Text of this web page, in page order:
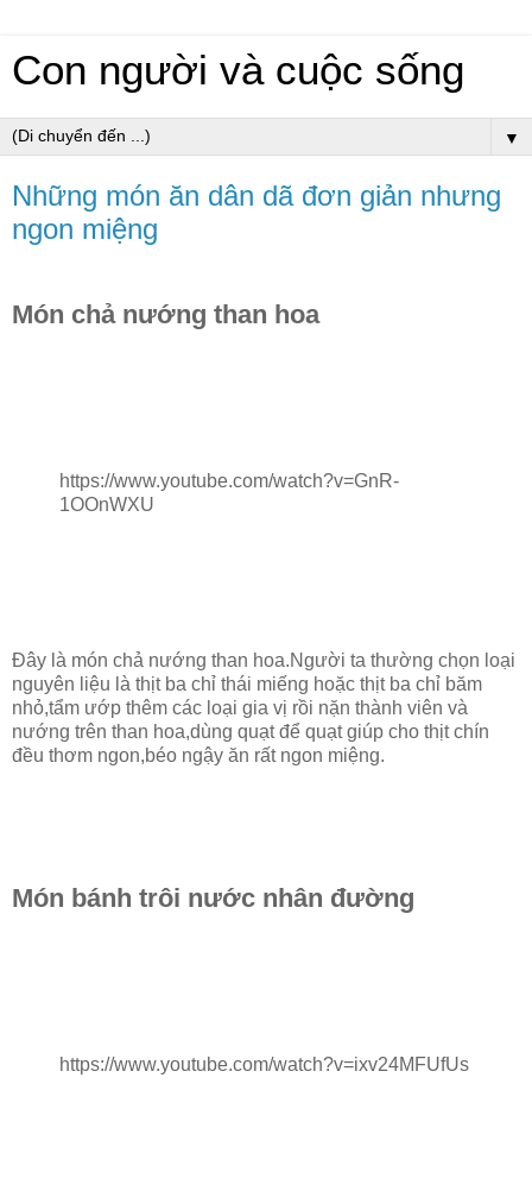
Con người và cuộc sống
▼
Những món ăn dân dã đơn giản nhưng
ngon miệng
Món chả nướng than hoa
https://www.youtube.com/watch?v=GnR-
1OOnWXU
Đây là món chả nướng than hoa.Người ta thường chọn loại
nguyên liệu là thịt ba chỉ thái miếng hoặc thịt ba chỉ băm
nhỏ,tẩm ướp thêm các loại gia vị rồi nặn thành viên và
nướng trên than hoa,dùng quạt để quạt giúp cho thịt chín
đều thơm ngon,béo ngậy ăn rất ngon miệng.
Món bánh trôi nước nhân đường
https://www.youtube.com/watch?v=ixv24MFUfUs